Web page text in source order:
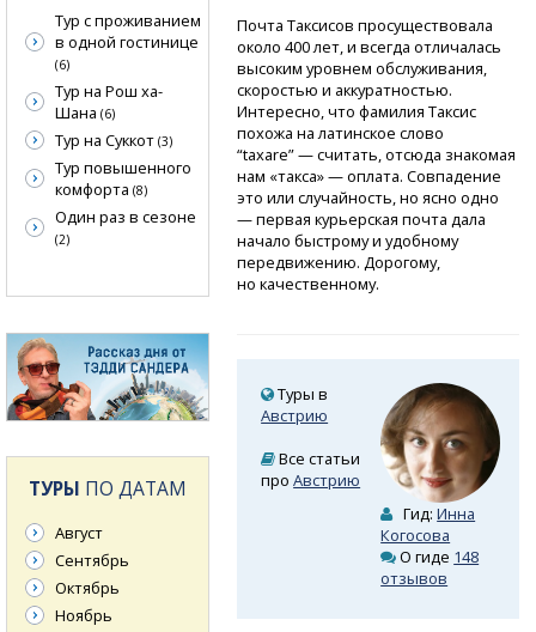
Почта Таксисов просуществовала
около 400 лет, и всегда отличалась
высоким уровнем обслуживания,
скоростью и аккуратностью.
Интересно, что фамилия Таксис
похожа на латинское слово
“taxare” — считать, отсюда знакомая
нам «такса» — оплата. Совпадение
это или случайность, но ясно одно
— первая курьерская почта дала
начало быстрому и удобному
передвижению. Дорогому,
но качественному.
Туры в
Австрию
Все статьи
проАвстрию
Гид:Инна
Когосова
О гиде 148
отзывов
Тур с проживанием
в одной гостинице
(6)
Тур на Рош ха-
Шана (6)
Тур на Суккот (3)
Тур повышенного
комфорта (8)
Один раз в сезоне
(2)
ТУРЫ ПО ДАТАМ
Август
Сентябрь
Октябрь
Ноябрь